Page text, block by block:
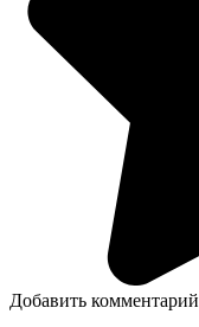
Добавить комментарий